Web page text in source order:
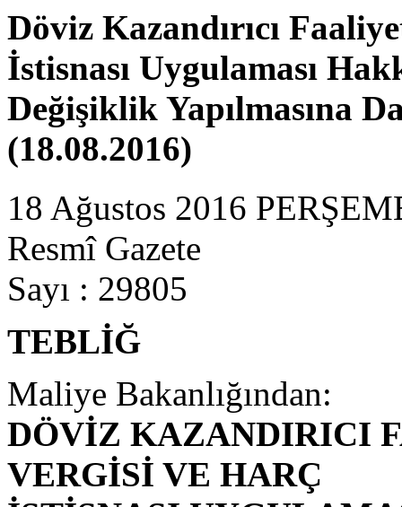
Döviz Kazandırıcı
İstisnası Uygulaması
Değişiklik Yapılmasına
(18.08.2016)
18 Ağustos 2016
Resmî Gazete
Sayı : 29805
TEBLİĞ
Maliye Bakanlığından:
DÖVİZ KAZANDIRICI
VERGİSİ VE HARÇ